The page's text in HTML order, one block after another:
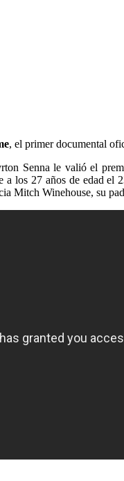
, el primer documental
Senna le valió el
los 27 años de edad
Mitch Winehouse, su